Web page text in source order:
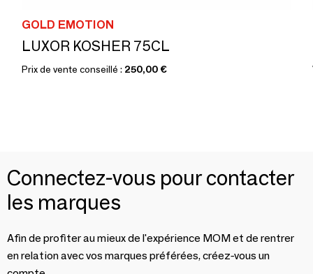
GOLD EMOTION
LUXOR KOSHER 75CL
Prix de vente conseillé : 250,00 €
Connectez-vous pour contacter
les marques
Afin de profiter au mieux de l'expérience MOM et de rentrer
en relation avec vos marques préférées, créez-vous un